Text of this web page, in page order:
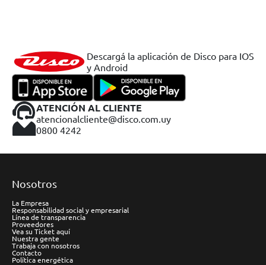
Descargá la aplicación de Disco para IOS
y Android
ATENCIÓN AL CLIENTE
atencionalcliente@disco.com.uy
0800 4242
Nosotros
La Empresa
Responsabilidad social y empresarial
Línea de transparencia
Proveedores
Vea su Ticket aquí
Nuestra gente
Trabaja con nosotros
Contacto
Política energética